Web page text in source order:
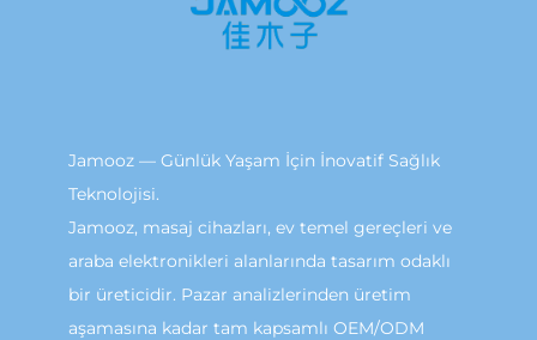
Jamooz — Günlük Yaşam İçin İnovatif Sağlık
Teknolojisi.
Jamooz, masaj cihazları, ev temel gereçleri ve
araba elektronikleri alanlarında tasarım odaklı
bir üreticidir. Pazar analizlerinden üretim
aşamasına kadar tam kapsamlı OEM/ODM